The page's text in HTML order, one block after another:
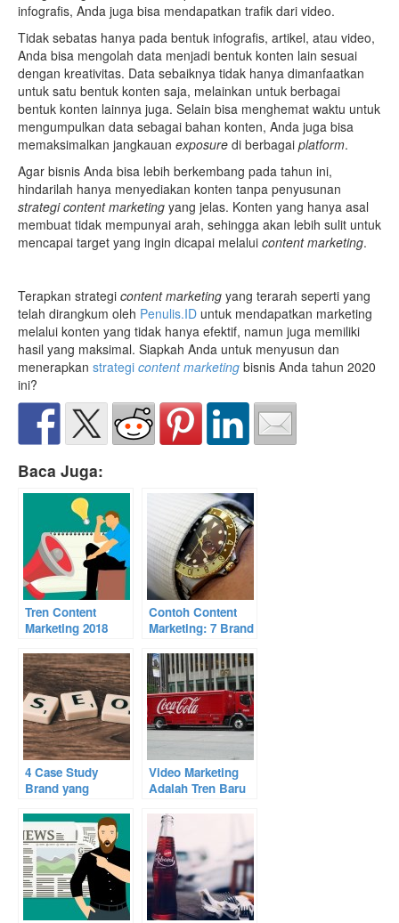
infografis, Anda juga bisa mendapatkan trafik dari video.
Tidak sebatas hanya pada bentuk infografis, artikel, atau video,
Anda bisa mengolah data menjadi bentuk konten lain sesuai
dengan kreativitas. Data sebaiknya tidak hanya dimanfaatkan
untuk satu bentuk konten saja, melainkan untuk berbagai
bentuk konten lainnya juga. Selain bisa menghemat waktu untuk
mengumpulkan data sebagai bahan konten, Anda juga bisa
memaksimalkan jangkauan exposure di berbagai platform.
Agar bisnis Anda bisa lebih berkembang pada tahun ini,
hindarilah hanya menyediakan konten tanpa penyusunan
strategicontent marketing yang jelas. Konten yang hanya asal
membuat tidak mempunyai arah, sehingga akan lebih sulit untuk
mencapai target yang ingin dicapai melalui content marketing.
Terapkan strategi content marketing yang terarah seperti yang
telah dirangkum oleh Penulis.ID untuk mendapatkan marketing
melalui konten yang tidak hanya efektif, namun juga memiliki
hasil yang maksimal. Siapkah Anda untuk menyusun dan
menerapkan strategi content marketing bisnis Anda tahun 2020
ini?
Baca Juga:
Tren Content
Marketing 2018
Dilewatkan
Contoh Content
Marketing: 7 Brand
Sukses
4 Case Study
Brand yang
Content Marketing
di Indonesia
Video Marketing
Adalah Tren Baru